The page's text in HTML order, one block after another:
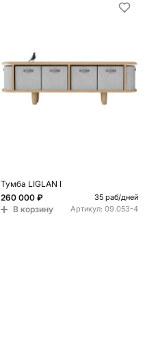
Тумба LIGLAN I
260 000 ₽
35 раб/дней
В корзину Артикул: 09.053-4